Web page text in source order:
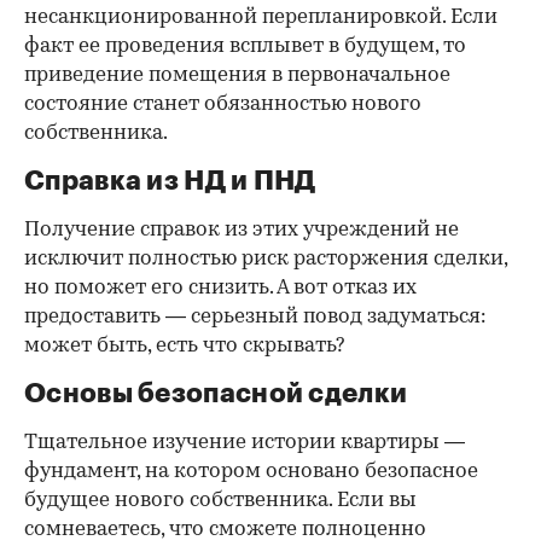
несанкционированной перепланировкой. Если
факт ее проведения всплывет в будущем, то
приведение помещения в первоначальное
состояние станет обязанностью нового
собственника.
Справка из НД и ПНД
Получение справок из этих учреждений не
исключит полностью риск расторжения сделки,
но поможет его снизить. А вот отказ их
предоставить — серьезный повод задуматься:
может быть, есть что скрывать?
Основы безопасной сделки
Тщательное изучение истории квартиры —
фундамент, на котором основано безопасное
будущее нового собственника. Если вы
сомневаетесь, что сможете полноценно